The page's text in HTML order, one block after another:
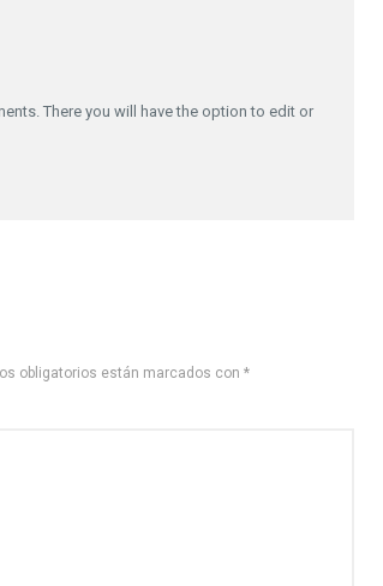
There you will have the option to edit or
obligatorios están marcados con *